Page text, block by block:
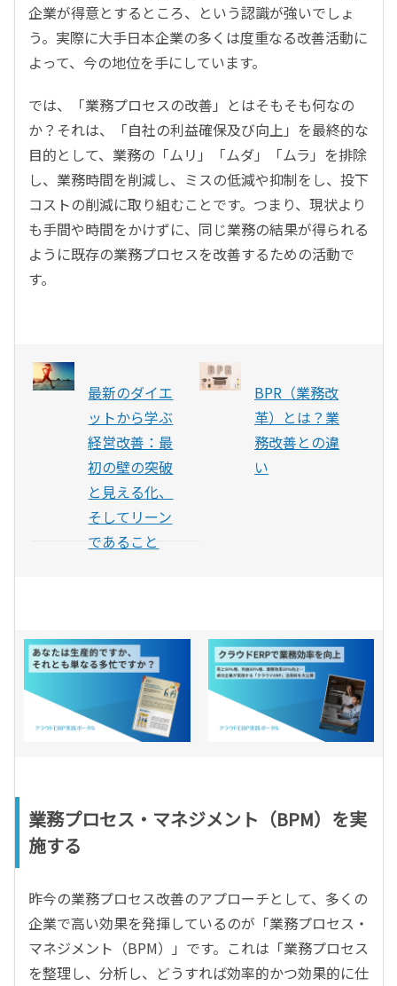
企業が得意とするところ、という認識が強いでしょ
う。実際に大手日本企業の多くは度重なる改善活動に
よって、今の地位を手にしています。
では、「業務プロセスの改善」とはそもそも何なの
か？それは、「自社の利益確保及び向上」を最終的な
目的として、業務の「ムリ」「ムダ」「ムラ」を排除
し、業務時間を削減し、ミスの低減や抑制をし、投下
コストの削減に取り組むことです。つまり、現状より
も手間や時間をかけずに、同じ業務の結果が得られる
ように既存の業務プロセスを改善するための活動で
す。
最新のダイエ
ットから学ぶ
経営改善：最
初の壁の突破
と見える化、
そしてリーン
であること
BPR（業務改
革）とは？業
務改善との違
い
業務プロセス・マネジメント（BPM）を実
施する
昨今の業務プロセス改善のアプローチとして、多くの
企業で高い効果を発揮しているのが「業務プロセス・
マネジメント（BPM）」です。これは「業務プロセス
を整理し、分析し、どうすれば効率的かつ効果的に仕